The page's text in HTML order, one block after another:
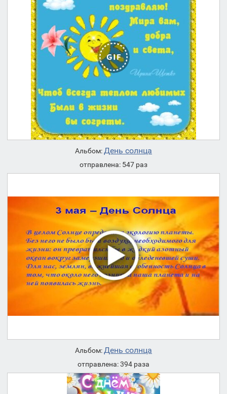
Альбом:День солнца
отправлена: 547 раз
Альбом:День солнца
отправлена: 394 раза